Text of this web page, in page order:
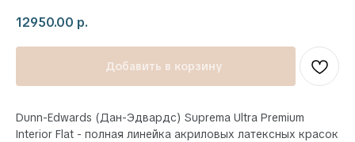
12950.00 р.
Добавить в корзину
Dunn-Edwards (Дан-Эдвардс) Suprema Ultra Premium
Interior Flat - полная линейка акриловых латексных красок